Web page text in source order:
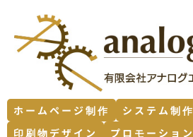
ホームページ制作
システム制作
印刷物デザイン
プロモーション